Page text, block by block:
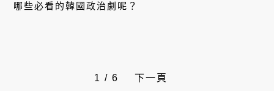
哪些必看的韓國政治劇呢？
1 / 6 下一頁